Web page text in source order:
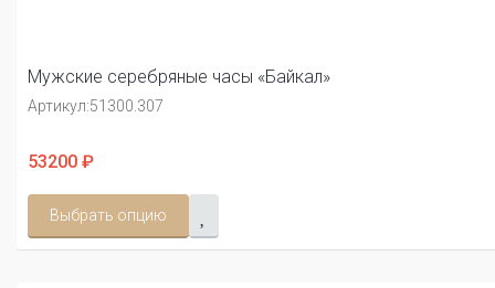
Мужские серебряные часы «Байкал»
Артикул:51300.307
53200 ₽
Выбрать опцию